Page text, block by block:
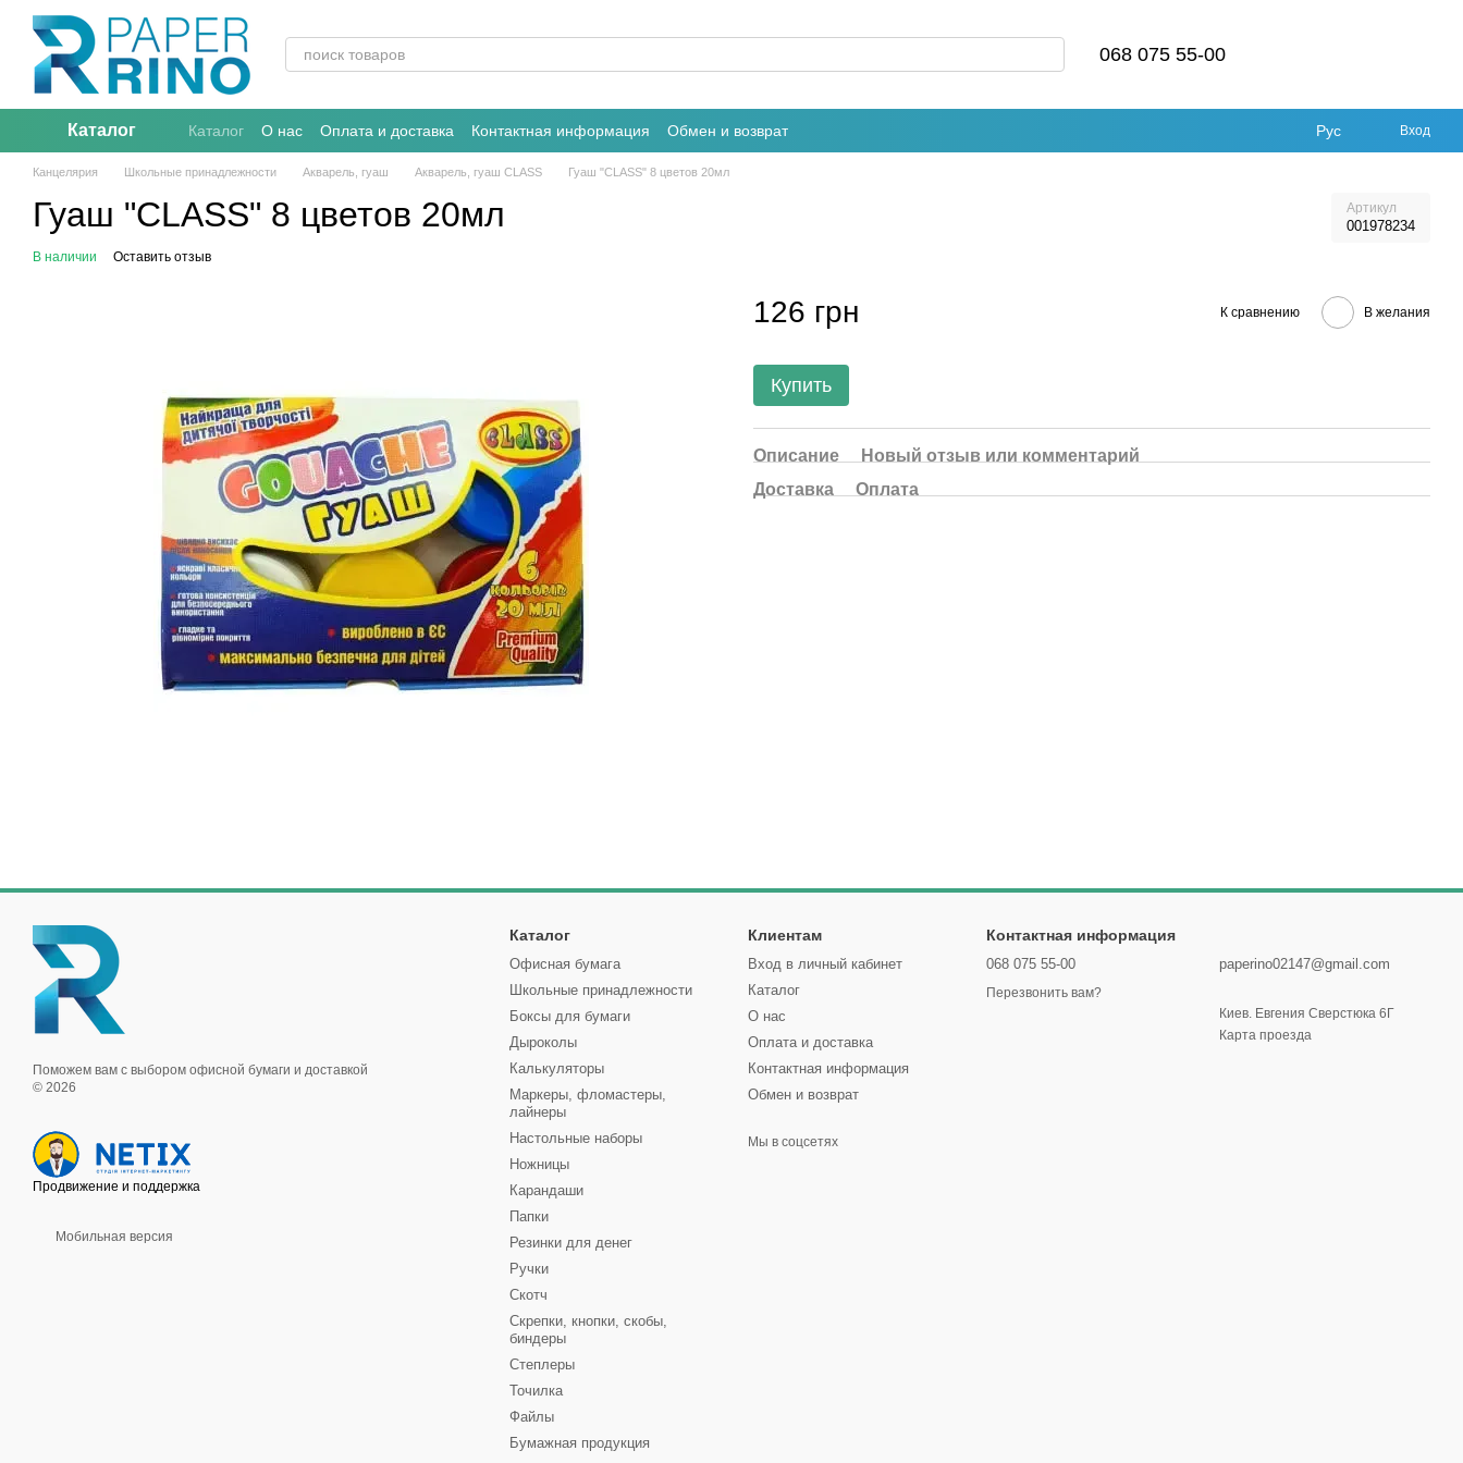
Перейти к основному контенту
068 075 55-00
Каталог Каталог О нас Оплата и доставка Контактная информация Обмен и возврат Рус Вход
Канцелярия Школьные принадлежности Акварель, гуаш Акварель, гуаш CLASS Гуаш "CLASS" 8 цветов 20мл
Гуаш "CLASS" 8 цветов 20мл Артикул
001978234
В наличии Оставить отзыв
126 грн К сравнению В желания
Купить
Описание
Новый отзыв или комментарий
Доставка
Оплата
Поможем вам с выбором офисной бумаги и доставкой
© 2026
Продвижение и поддержка
Мобильная версия
Каталог
Офисная бумага
Школьные принадлежности
Боксы для бумаги
Дыроколы
Калькуляторы
Маркеры, фломастеры,
лайнеры
Настольные наборы
Ножницы
Карандаши
Папки
Резинки для денег
Ручки
Скотч
Скрепки, кнопки, скобы,
биндеры
Степлеры
Точилка
Файлы
Бумажная продукция
Клиентам
Вход в личный кабинет
Каталог
О нас
Оплата и доставка
Контактная информация
Обмен и возврат
Мы в соцсетях
Контактная информация
068 075 55-00
Перезвонить вам?
paperino02147@gmail.com
Киев. Евгения Сверстюка 6Г
Карта проезда